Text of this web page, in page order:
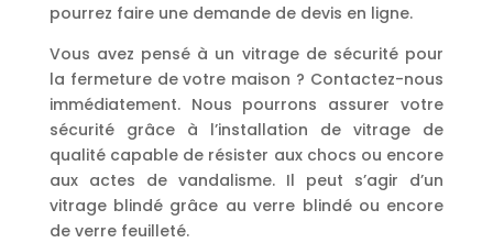
pourrez faire une demande de devis en ligne.
Vous avez pensé à un vitrage de sécurité pour
la fermeture de votre maison ? Contactez-nous
immédiatement. Nous pourrons assurer votre
sécurité grâce à l’installation de vitrage de
qualité capable de résister aux chocs ou encore
aux actes de vandalisme. Il peut s’agir d’un
vitrage blindé grâce au verre blindé ou encore
de verre feuilleté.